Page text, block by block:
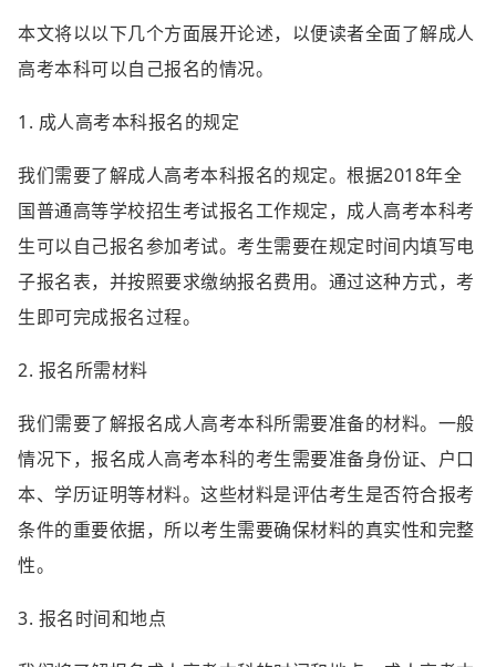
本文将以以下几个方面展开论述，以便读者全面了解成人
高考本科可以自己报名的情况。
1. 成人高考本科报名的规定
我们需要了解成人高考本科报名的规定。根据2018年全
国普通高等学校招生考试报名工作规定，成人高考本科考
生可以自己报名参加考试。考生需要在规定时间内填写电
子报名表，并按照要求缴纳报名费用。通过这种方式，考
生即可完成报名过程。
2. 报名所需材料
我们需要了解报名成人高考本科所需要准备的材料。一般
情况下，报名成人高考本科的考生需要准备身份证、户口
本、学历证明等材料。这些材料是评估考生是否符合报考
条件的重要依据，所以考生需要确保材料的真实性和完整
性。
3. 报名时间和地点